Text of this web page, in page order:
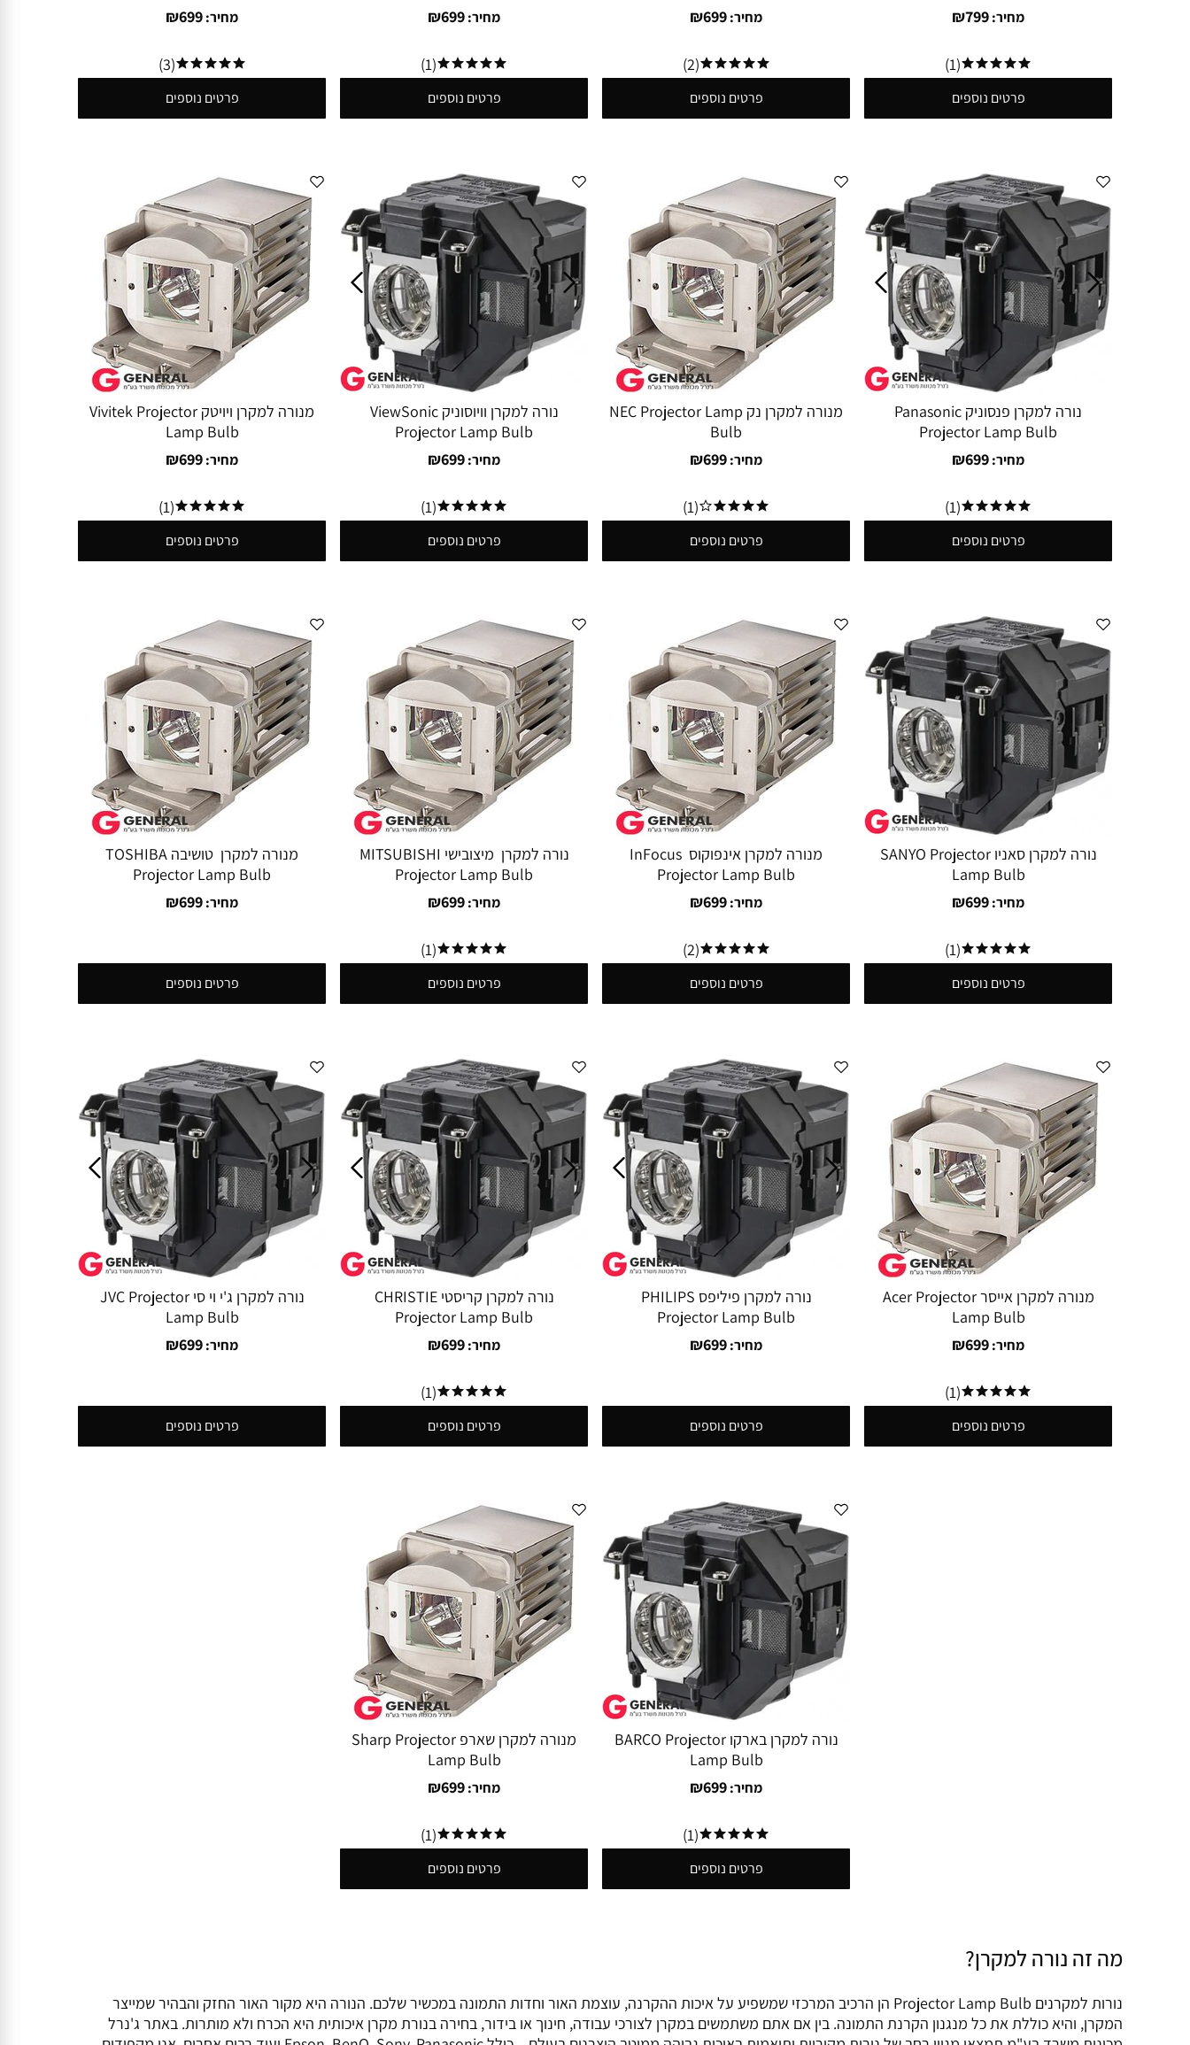
מחיר: ₪799
(1)
פרטים נוספים
מחיר: ₪699
(2)
פרטים נוספים
מחיר: ₪699
(1)
פרטים נוספים
מחיר: ₪699
(3)
פרטים נוספים
נורה למקרן פנסוניק Panasonic
Projector Lamp Bulb
מחיר: ₪699
(1)
פרטים נוספים
מנורה למקרן נק NEC Projector Lamp
Bulb
מחיר: ₪699
(1)
פרטים נוספים
נורה למקרן וויוסוניק ViewSonic
Projector Lamp Bulb
מחיר: ₪699
(1)
פרטים נוספים
מנורה למקרן ויויטק Vivitek Projector
Lamp Bulb
מחיר: ₪699
(1)
פרטים נוספים
נורה למקרן סאניו SANYO Projector
Lamp Bulb
מחיר: ₪699
(1)
פרטים נוספים
מנורה למקרן אינפוקוס InFocus
Projector Lamp Bulb
מחיר: ₪699
(2)
פרטים נוספים
נורה למקרן מיצובישי MITSUBISHI
Projector Lamp Bulb
מחיר: ₪699
(1)
פרטים נוספים
מנורה למקרן טושיבה TOSHIBA
Projector Lamp Bulb
מחיר: ₪699
פרטים נוספים
מנורה למקרן אייסר Acer Projector
Lamp Bulb
מחיר: ₪699
(1)
פרטים נוספים
נורה למקרן פיליפס PHILIPS
Projector Lamp Bulb
מחיר: ₪699
פרטים נוספים
נורה למקרן קריסטי CHRISTIE
Projector Lamp Bulb
מחיר: ₪699
(1)
פרטים נוספים
נורה למקרן ג'י וי סי JVC Projector
Lamp Bulb
מחיר: ₪699
פרטים נוספים
נורה למקרן בארקו BARCO Projector
Lamp Bulb
מחיר: ₪699
(1)
פרטים נוספים
מנורה למקרן שארפ Sharp Projector
Lamp Bulb
מחיר: ₪699
(1)
פרטים נוספים
מה זה נורה למקרן?
נורות למקרנים Projector Lamp Bulb הן הרכיב המרכזי שמשפיע על איכות ההקרנה, עוצמת האור וחדות התמונה במכשיר שלכם. הנורה היא מקור האור החזק והבהיר שמייצר
המקרן, והיא כוללת את כל מנגנון הקרנת התמונה. בין אם אתם משתמשים במקרן לצורכי עבודה, חינוך או בידור, בחירה בנורת מקרן איכותית היא הכרח ולא מותרות. באתר ג'נרל